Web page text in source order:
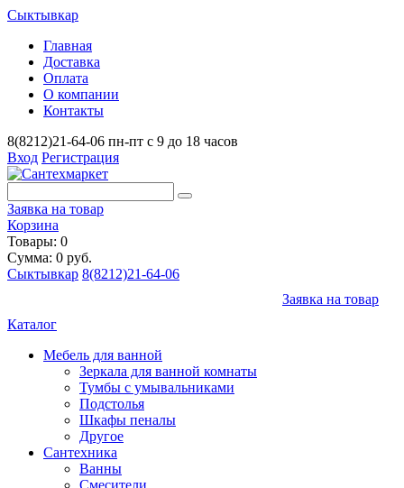
Сыктывкар
Главная
Доставка
Оплата
О компании
Контакты
8(8212)21-64-06 пн-пт с 9 до 18 часов
Вход Регистрация
Заявка на товар
Корзина
Товары: 0
Сумма: 0 руб.
Сыктывкар 8(8212)21-64-06
Заявка на товар
Каталог
Мебель для ванной
Зеркала для ванной комнаты
Тумбы с умывальниками
Подстолья
Шкафы пеналы
Другое
Сантехника
Ванны
Смесители